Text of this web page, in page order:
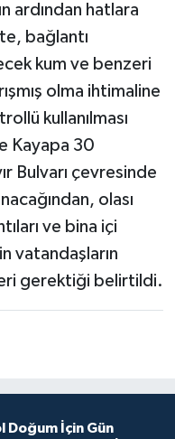
ardından hatlara
bağlantı
kum ve benzeri
olma ihtimaline
kullanılması
Kayapa 30
Bulvarı çevresinde
olası
ve bina içi
vatandaşların
gerektiği belirtildi.
Doğum İçin Gün